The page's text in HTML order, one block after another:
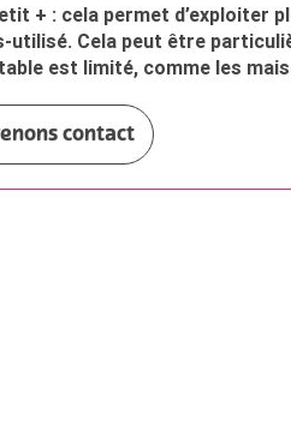
+ : cela permet d’exploiter
utilisé. Cela peut être
est limité, comme les
contact